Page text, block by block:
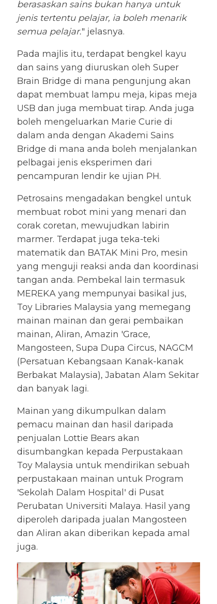
berasaskan sains bukan hanya untuk
jenis tertentu pelajar, ia boleh menarik
semua pelajar." jelasnya.
Pada majlis itu, terdapat bengkel kayu
dan sains yang diuruskan oleh Super
Brain Bridge di mana pengunjung akan
dapat membuat lampu meja, kipas meja
USB dan juga membuat tirap. Anda juga
boleh mengeluarkan Marie Curie di
dalam anda dengan Akademi Sains
Bridge di mana anda boleh menjalankan
pelbagai jenis eksperimen dari
pencampuran lendir ke ujian PH.
Petrosains mengadakan bengkel untuk
membuat robot mini yang menari dan
corak coretan, mewujudkan labirin
marmer. Terdapat juga teka-teki
matematik dan BATAK Mini Pro, mesin
yang menguji reaksi anda dan koordinasi
tangan anda. Pembekal lain termasuk
MEREKA yang mempunyai basikal jus,
Toy Libraries Malaysia yang memegang
mainan mainan dan gerai pembaikan
mainan, Aliran, Amazin 'Grace,
Mangosteen, Supa Dupa Circus, NAGCM
(Persatuan Kebangsaan Kanak-kanak
Berbakat Malaysia), Jabatan Alam Sekitar
dan banyak lagi.
Mainan yang dikumpulkan dalam
pemacu mainan dan hasil daripada
penjualan Lottie Bears akan
disumbangkan kepada Perpustakaan
Toy Malaysia untuk mendirikan sebuah
perpustakaan mainan untuk Program
'Sekolah Dalam Hospital' di Pusat
Perubatan Universiti Malaya. Hasil yang
diperoleh daripada jualan Mangosteen
dan Aliran akan diberikan kepada amal
juga.